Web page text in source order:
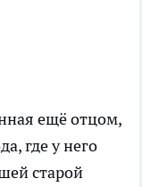
ещё отцом,
где у него
старой